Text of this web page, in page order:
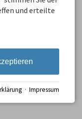
und erteilte
· Impressum